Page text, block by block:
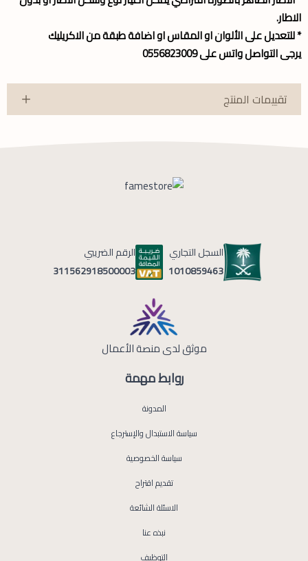
الاطار.
* للتعديل على الألوان او المقاس او اضافة طبقة من الاكريليك
يرجى التواصل واتس على 0556823009
تقييمات المنتج
روابط مهمة
المدونة
سياسة الاستبدال والإسترجاع
سياسة الخصوصية
تقديم اقتراح
الاسئلة الشائعة
نبذه عنا
التوظيف
السجل التجاري
1010859463
الرقم الضريبي
311562918500003
موثق لدى منصة الأعمال